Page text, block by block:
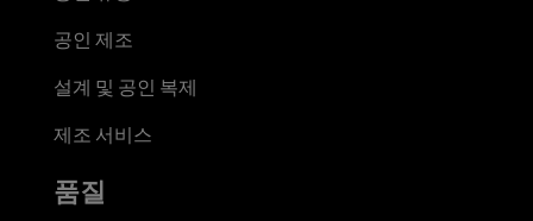
공인 제조
설계 및 공인 복제
제조 서비스
품질